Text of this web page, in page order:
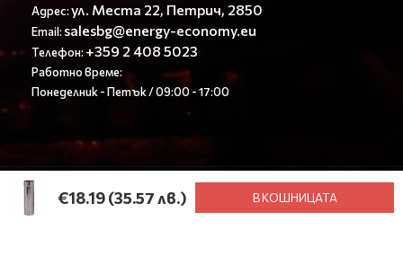
€18.19(35.57 лв.) В КОШНИЦАТА
Адрес:ул. Места 22, Петрич, 2850
Email: salesbg@energy-economy.eu
Телефон: +359 2 408 5023
Работно време:
Понеделник - Петък / 09:00 - 17:00
© Енерджи Економи ООД 2023. All rights reserved.